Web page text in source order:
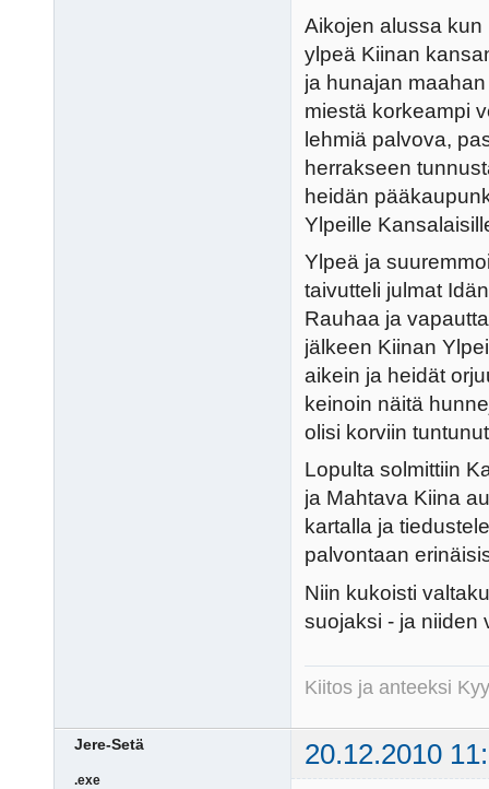
Aikojen alussa kun
ylpeä Kiinan
ja hunajan
miestä korkeampi
lehmiä palvova,
herrakseen
heidän
Ylpeille
Ylpeä ja
taivutteli julmat
Rauhaa ja
jälkeen Kiinan
aikein ja heidät
keinoin näitä
olisi korviin
Lopulta solmittiin
ja Mahtava Kiina
kartalla ja
palvontaan
Niin kukoisti
suojaksi - ja niiden
Kiitos ja anteeksi
Jere-Setä 20.12.2010
.exe